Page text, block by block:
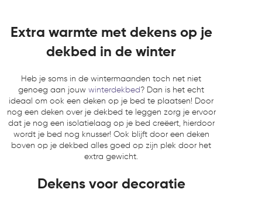
Extra warmte met dekens op je
dekbed in de winter
Heb je soms in de wintermaanden toch net niet
genoeg aan jouw winterdekbed? Dan is het echt
ideaal om ook een deken op je bed te plaatsen! Door
nog een deken over je dekbed te leggen zorg je ervoor
dat je nog een isolatielaag op je bed creëert, hierdoor
wordt je bed nog knusser! Ook blijft door een deken
boven op je dekbed alles goed op zijn plek door het
extra gewicht.
Dekens voor decoratie